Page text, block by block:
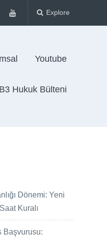
Explore
Youtube
Hukuk Bülteni
Dönemi: Yeni
Kuralı
Başvurusu: